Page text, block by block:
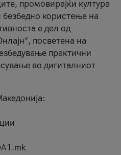
промовирајќи култура
користење на
е дел од
посветена на
практични
во дигиталниот